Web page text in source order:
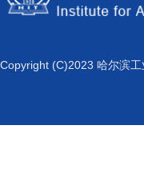
Copyright (C)2023 哈尔滨